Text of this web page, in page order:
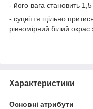
- його вага становить
- суцвіття щільно
рівномірний білий
Характеристики
Основні атрибути